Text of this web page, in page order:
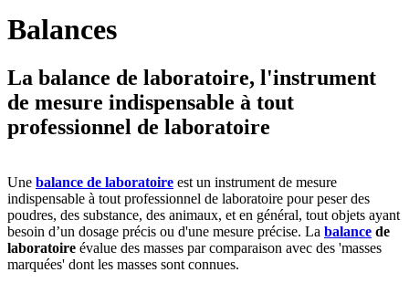
Balances
La balance de laboratoire, l'instrument
de mesure indispensable à tout
professionnel de laboratoire
Une balance de laboratoire est un instrument de mesure
indispensable à tout professionnel de laboratoire pour peser des
poudres, des substance, des animaux, et en général, tout objets ayant
besoin d’un dosage précis ou d'une mesure précise. La balance de
laboratoire évalue des masses par comparaison avec des 'masses
marquées' dont les masses sont connues.